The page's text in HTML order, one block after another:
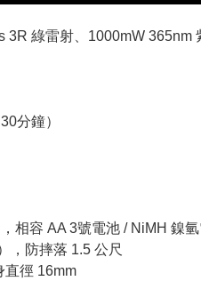
綠雷射、1000mW 365nm
分鐘）
相容 AA 3號電池 / NiMH 鎳
，防摔落 1.5 公尺
直徑 16mm